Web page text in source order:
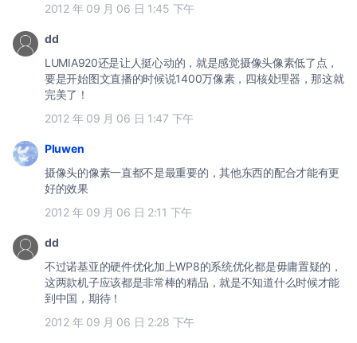
2012 年 09 月 06 日 1:45 下午
dd
LUMIA920还是让人挺心动的，就是感觉摄像头像素低了点，
要是开始图文直播的时候说1400万像素，四核处理器，那这就
完美了！
2012 年 09 月 06 日 1:47 下午
Pluwen
摄像头的像素一直都不是最重要的，其他东西的配合才能有更
好的效果
2012 年 09 月 06 日 2:11 下午
dd
不过诺基亚的硬件优化加上WP8的系统优化都是毋庸置疑的，
这两款机子应该都是非常棒的精品，就是不知道什么时候才能
到中国，期待！
2012 年 09 月 06 日 2:28 下午